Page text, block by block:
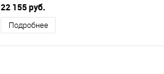
22 155 руб.
Подробнее